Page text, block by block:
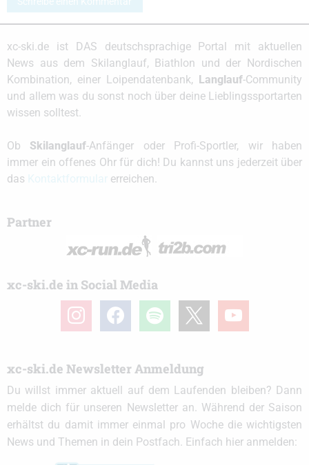
xc-ski.de ist DAS deutschsprachige Portal mit aktuellen
News aus dem Skilanglauf, Biathlon und der Nordischen
Kombination, einer Loipendatenbank,
Langlauf-Community
und allem was du sonst noch über deine Lieblingssportarten
wissen solltest.
Ob Skilanglauf-Anfänger oder Profi-Sportler, wir haben
immer ein offenes Ohr für dich! Du kannst uns jederzeit über
das
erreichen.
Partner
xc-ski.de in Social Media
instagramfacebook spotify youtube
xc-ski.de Newsletter Anmeldung
Du willst immer aktuell auf dem Laufenden bleiben? Dann
melde dich für unseren Newsletter an. Während der Saison
erhältst du damit immer einmal pro Woche die wichtigsten
News und Themen in dein Postfach. Einfach hier anmelden: